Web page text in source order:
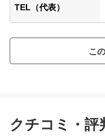
TEL（代表）
こ
クチコミ・評